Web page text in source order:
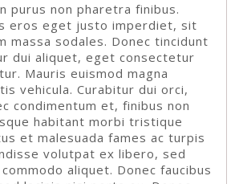
purus non pharetra finibus.
eros eget justo imperdiet, sit
massa sodales. Donec tincidunt
dui aliquet, eget consectetur
Mauris euismod magna
vehicula. Curabitur dui orci,
condimentum et, finibus non
habitant morbi tristique
et malesuada fames ac turpis
volutpat ex libero, sed
aliquet. Donec faucibus